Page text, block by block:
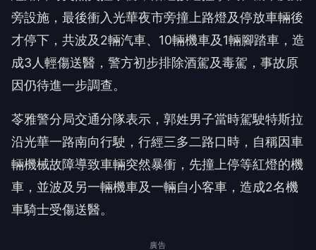
旁設施，最後衝入光華夜市旁撞上路燈及停放車輛後
才停下，共波及2輛汽車、10輛機車及1輛腳踏車，造
成3人輕傷送醫，警方初步排除酒駕及毒駕，事故原
因仍待進一步調查。
苓雅警分局交通分隊表示，郭姓男子當時駕駛特斯拉
沿光華一路南向行駛，行經三多二路口時，自稱因車
輛機械故障導致車輛突然暴衝，先撞上停等紅燈的機
車，並波及另一輛機車及一輛自小客車，造成2名機
車騎士受傷送醫。
廣告